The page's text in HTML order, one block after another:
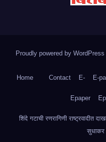
Proudly powered by WordPress
Home Contact E- E-
Epaper
शिंदे गटाची रणरागिणी राष्ट्रवादीत
सुधाकर